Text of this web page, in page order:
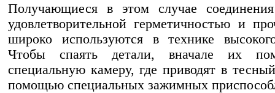
Получающиеся в этом случае
удовлетворительной герметичностью и
широко используются в технике
Чтобы спаять детали, вначале их
специальную камеру, где приводят в
помощью специальных зажимных